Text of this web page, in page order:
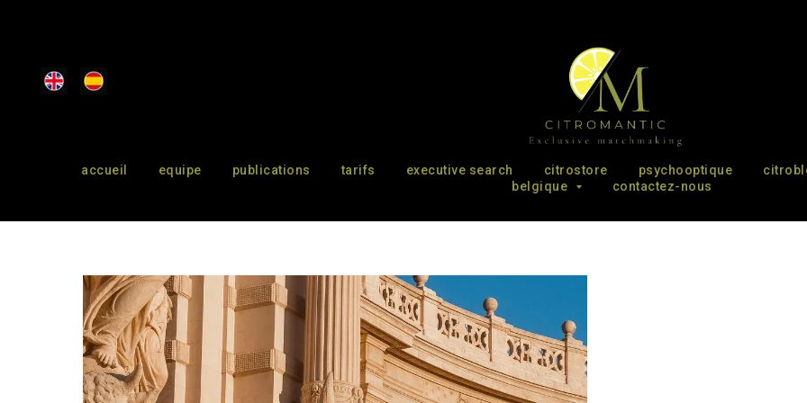
accueil equipe publications tarifs executive search citrostore psychooptique
belgique
contactez-nous